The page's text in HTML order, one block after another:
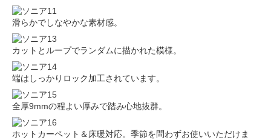
滑らかでしなやかな素材感。
カットとループでランダムに描かれた模様。
端はしっかりロック加工されています。
全厚9mmの程よい厚みで踏み心地抜群。
ホットカーペット＆床暖対応。季節を問わずお使いいただけま